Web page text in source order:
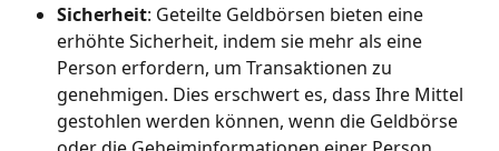
Sicherheit: Geteilte Geldbörsen bieten eine
erhöhte Sicherheit, indem sie mehr als eine
Person erfordern, um Transaktionen zu
genehmigen. Dies erschwert es, dass Ihre Mittel
gestohlen werden können, wenn die Geldbörse